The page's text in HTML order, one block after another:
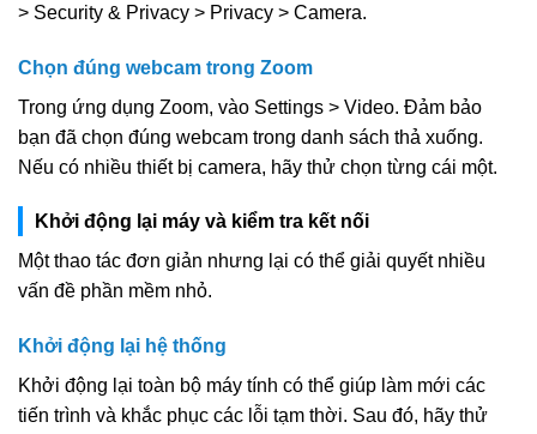
> Security & Privacy > Privacy > Camera.
Chọn đúng webcam trong Zoom
Trong ứng dụng Zoom, vào Settings > Video. Đảm bảo
bạn đã chọn đúng webcam trong danh sách thả xuống.
Nếu có nhiều thiết bị camera, hãy thử chọn từng cái một.
Khởi động lại máy và kiểm tra kết nối
Một thao tác đơn giản nhưng lại có thể giải quyết nhiều
vấn đề phần mềm nhỏ.
Khởi động lại hệ thống
Khởi động lại toàn bộ máy tính có thể giúp làm mới các
tiến trình và khắc phục các lỗi tạm thời. Sau đó, hãy thử